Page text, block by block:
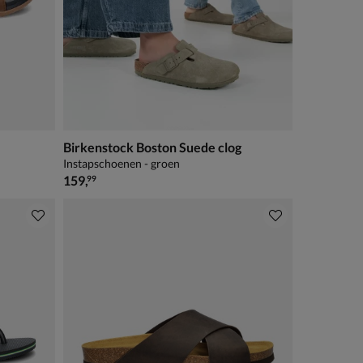
Birkenstock Boston Suede clog
Instapschoenen - groen
€ 159,99
159,99